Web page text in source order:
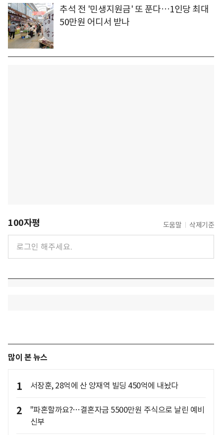
추석 전 '민생지원금' 또 푼다…1인당 최대
50만원 어디서 받나
100자평 도움말 삭제기준
많이 본 뉴스
1 서장훈, 28억에 산 양재역 빌딩 450억에 내놨다
2
"파혼할까요?…결혼자금 5500만원 주식으로 날린 예비
신부